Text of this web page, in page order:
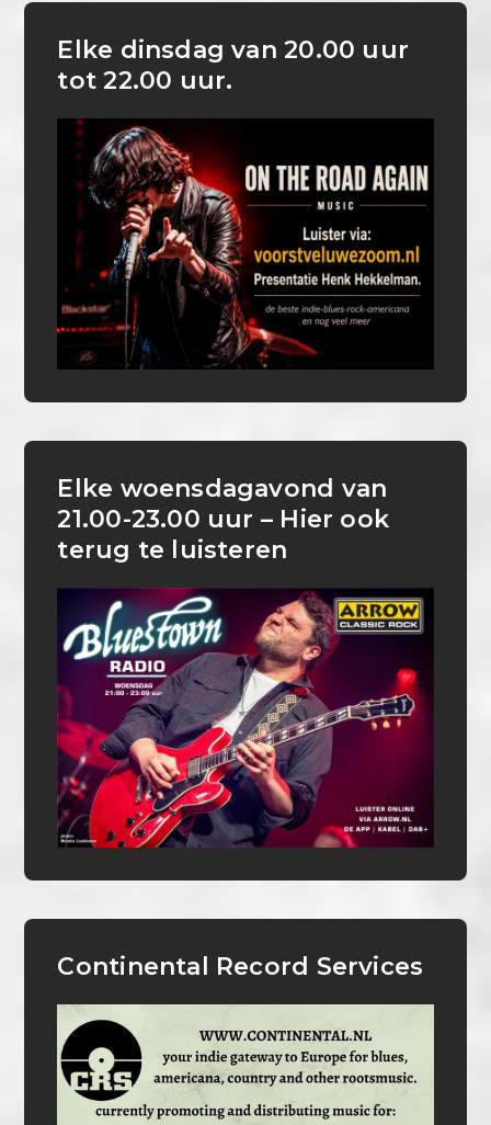
Elke dinsdag van 20.00 uur
tot 22.00 uur.
Elke woensdagavond van
21.00-23.00 uur – Hier ook
terug te luisteren
Continental Record Services